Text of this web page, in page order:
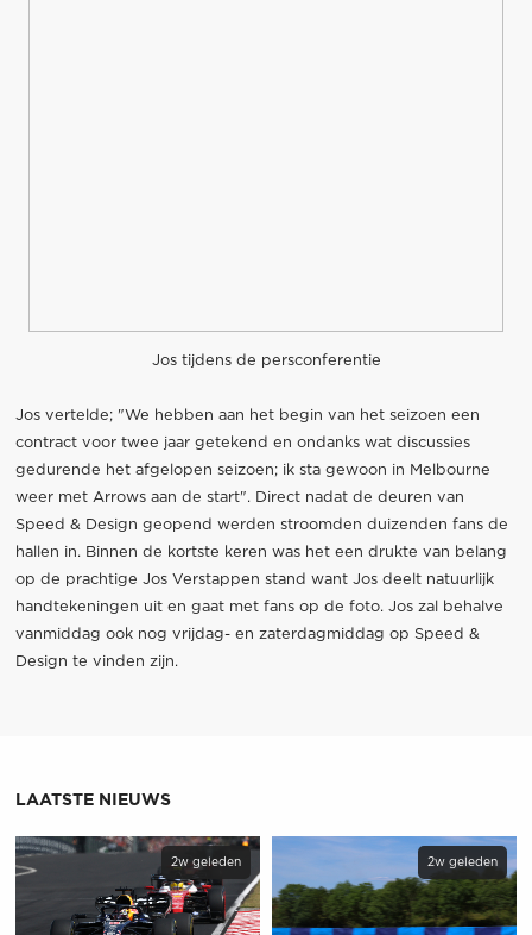
Jos tijdens de persconferentie
Jos vertelde; "We hebben aan het begin van het seizoen een
contract voor twee jaar getekend en ondanks wat discussies
gedurende het afgelopen seizoen; ik sta gewoon in Melbourne
weer met Arrows aan de start". Direct nadat de deuren van
Speed & Design geopend werden stroomden duizenden fans de
hallen in. Binnen de kortste keren was het een drukte van belang
op de prachtige Jos Verstappen stand want Jos deelt natuurlijk
handtekeningen uit en gaat met fans op de foto. Jos zal behalve
vanmiddag ook nog vrijdag- en zaterdagmiddag op Speed &
Design te vinden zijn.
LAATSTE NIEUWS
2w geleden 2w geleden